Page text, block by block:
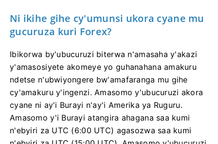
Ni ikihe gihe cy'umunsi ukora cyane mu
gucuruza kuri Forex?
Ibikorwa by'ubucuruzi biterwa n'amasaha y'akazi
y'amasosiyete akomeye yo guhanahana amakuru
ndetse n'ubwiyongere bw'amafaranga mu gihe
cy'amakuru y'ingenzi. Amasomo y'ubucuruzi akora
cyane ni ay'i Burayi n'ay'i Amerika ya Ruguru.
Amasomo y'i Burayi atangira ahagana saa kumi
n'ebyiri za UTC (6:00 UTC) agasozwa saa kumi